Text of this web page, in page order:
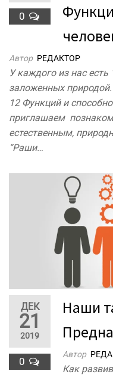
0
Автор РЕДАКТОР
У каждого из нас
заложенных
12 Функций и
приглашаем
естественным,
“Раши…
ДЕК
21
2019
0
Наши
Автор
Как